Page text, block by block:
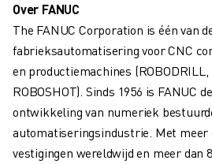
FANUC ACADEMY
OPLOSSINGEN VOOR INDUSTRIEËN
OPLOSSINGEN VOOR HET ONDERWIJS
WORLDSKILLS & JONG TALENT
ONDERWIJS EVENEMENTEN
NIEUWS & MEDIA
NIEUWS & MEDIA
EVENEMENTEN
Over FANUC
The FANUC Corporation is één van
fabrieksautomatisering voor CNC
en productiemachines (ROBODRILL,
ROBOSHOT). Sinds 1956 is FANUC
ontwikkeling van numeriek
automatiseringsindustrie. Met meer
vestigingen wereldwijd en meer dan